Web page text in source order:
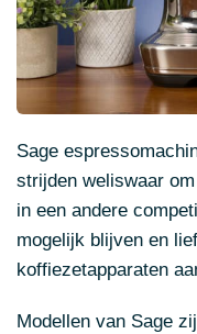
Sage
strijden weliswaar
in een andere
mogelijk blijven en
koffiezetapparaten
Modellen van Sage